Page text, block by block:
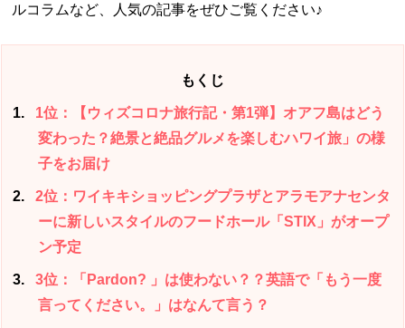
ルコラムなど、人気の記事をぜひご覧ください♪
もくじ
1
1位：【ウィズコロナ旅行記・第1弾】オアフ島はどう
変わった？絶景と絶品グルメを楽しむハワイ旅」の様
子をお届け
2
2位：ワイキキショッピングプラザとアラモアナセンタ
ーに新しいスタイルのフードホール「STIX」がオープ
ン予定
3
3位：「Pardon? 」は使わない？？英語で「もう一度
言ってください。」はなんて言う？